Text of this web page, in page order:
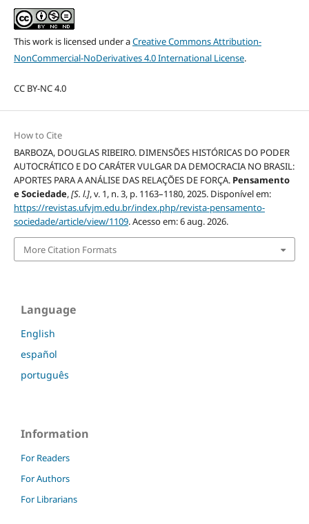
This work is licensed under aCreative Commons Attribution-
NonCommercial-NoDerivatives 4.0 International License.
CC BY-NC 4.0
How to Cite
BARBOZA, DOUGLAS RIBEIRO. DIMENSÕES HISTÓRICAS DO PODER
AUTOCRÁTICO E DO CARÁTER VULGAR DA DEMOCRACIA NO BRASIL:
APORTES PARA A ANÁLISE DAS RELAÇÕES DE FORÇA. Pensamento
e Sociedade,[S. l.], v. 1, n. 3, p. 1163–1180, 2025. Disponível em:
https://revistas.ufvjm.edu.br/index.php/revista-pensamento-
sociedade/article/view/1109. Acesso em: 6 aug. 2026.
More Citation Formats
Language
English
español
português
Information
For Readers
For Authors
For Librarians